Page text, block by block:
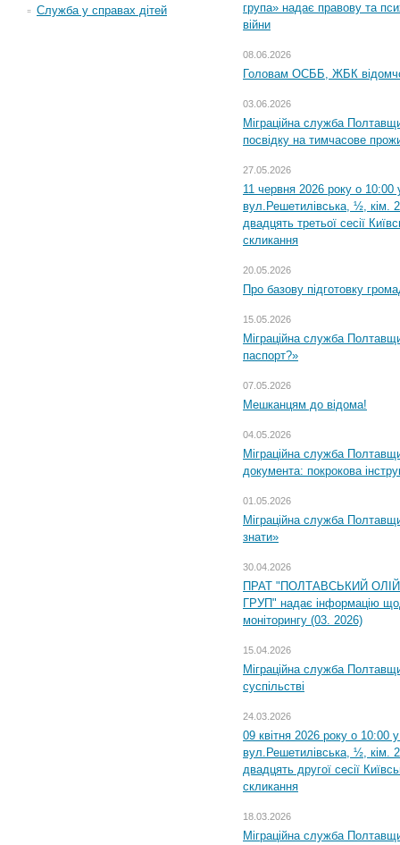
Служба у справах дітей
група» надає правову та
війни
08.06.2026
Головам ОСББ, ЖБК
03.06.2026
Міграційна служба
посвідку на тимчасове
27.05.2026
11 червня 2026 року о 10:00
вул.Решетилівська, ½, кім.
двадцять третьої сесії
скликання
20.05.2026
Про базову підготовку
15.05.2026
Міграційна служба
паспорт?»
07.05.2026
Мешканцям до відома!
04.05.2026
Міграційна служба
документа: покрокова
01.05.2026
Міграційна служба
знати»
30.04.2026
ПРАТ "ПОЛТАВСЬКИЙ
ГРУП" надає інформацію
моніторингу (03. 2026)
15.04.2026
Міграційна служба
суспільстві
24.03.2026
09 квітня 2026 року о 10:00
вул.Решетилівська, ½, кім.
двадцять другої сесії
скликання
18.03.2026
Міграційна служба